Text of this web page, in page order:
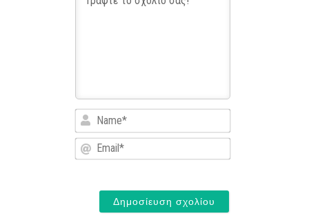
Name*
Email*